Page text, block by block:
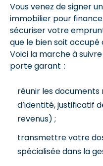
Vous venez de signer
immobilier pour
sécuriser votre
que le bien soit occupé
Voici la marche à
porte garant :
réunir les
d’identité, justificatif
revenus) ;
transmettre votre
spécialisée dans la